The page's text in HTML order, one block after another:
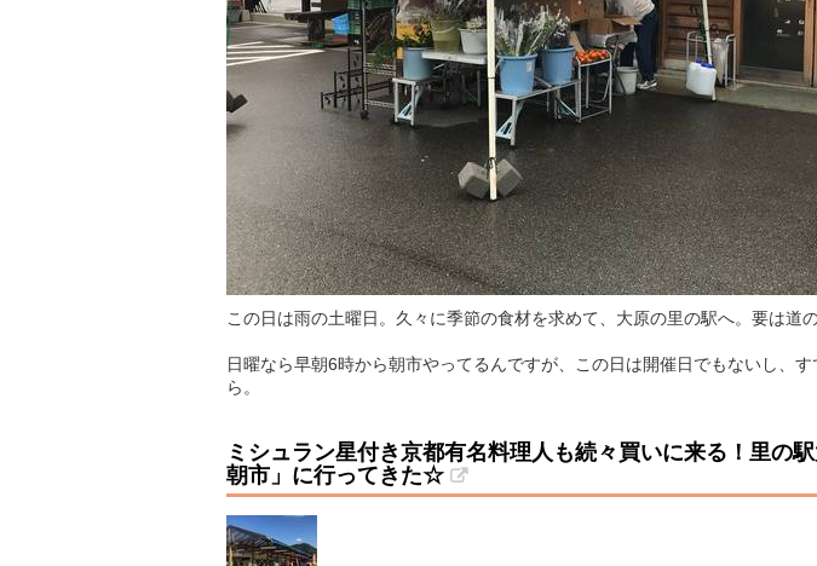
この日は雨の土曜日。久々に季節の食材を求めて、大原の里の駅へ。要は道の
日曜なら早朝6時から朝市やってるんですが、この日は開催日でもないし、
ら。
ミシュラン星付き京都有名料理人も続々買いに来る！里の
朝市」に行ってきた☆